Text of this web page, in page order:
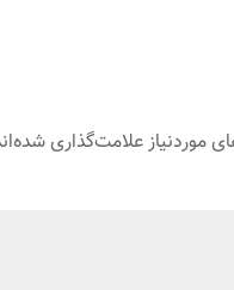
موردنیاز علامت‌گذاری